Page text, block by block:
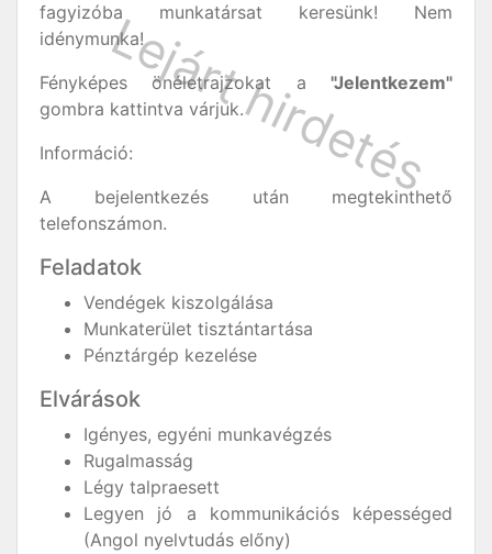
fagyizóba munkatársat keresünk! Nem
idénymunka!
Fényképes önéletrajzokat a "Jelentkezem"
gombra kattintva várjuk.
Információ:
A bejelentkezés után megtekinthető
telefonszámon.
Feladatok
Vendégek kiszolgálása
Munkaterület tisztántartása
Pénztárgép kezelése
Elvárások
Igényes, egyéni munkavégzés
Rugalmasság
Légy talpraesett
Legyen jó a kommunikációs képességed
(Angol nyelvtudás előny)